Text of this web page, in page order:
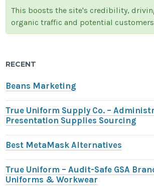
This boosts the site's credibility,
organic traffic and potential
RECENT
Beans Marketing
True Uniform Supply Co. –
Presentation Supplies Sourcing
Best MetaMask Alternatives
True Uniform – Audit-Safe GSA
Uniforms & Workwear